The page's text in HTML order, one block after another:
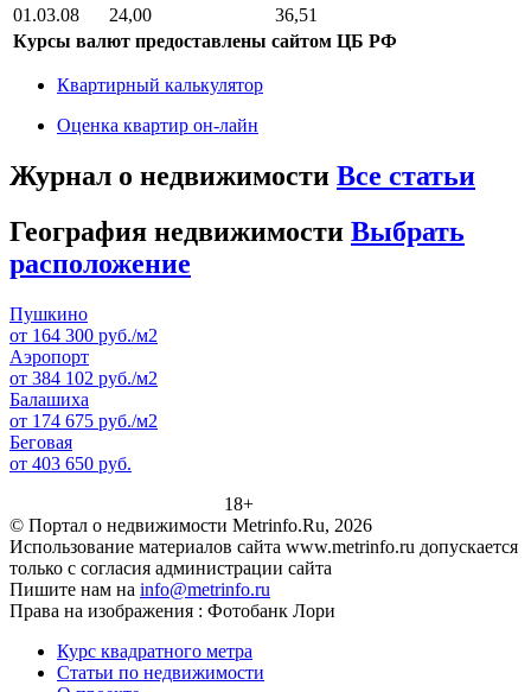
01.03.08
24,00
36,51
Курсы валют предоставлены сайтом ЦБ РФ
Квартирный калькулятор
Оценка квартир он-лайн
Журнал о недвижимости Все статьи
География недвижимости Выбрать
расположение
Пушкино
от 164 300 руб./м2
Аэропорт
от 384 102 руб./м2
Балашиха
от 174 675 руб./м2
Беговая
от 403 650 руб.
18+
© Портал о недвижимости Metrinfo.Ru, 2026
Использование материалов сайта www.metrinfo.ru допускается
только с согласия администрации сайта
Пишите нам на info@metrinfo.ru
Права на изображения : Фотобанк Лори
Курс квадратного метра
Статьи по недвижимости